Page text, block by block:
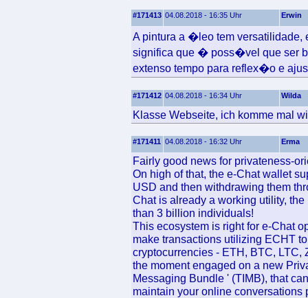
#171413 04.08.2018 - 16:35 Uhr Erwin
A pintura a �leo tem versatilidade,
significa que � poss�vel que ser
extenso tempo para reflex�o e
#171412 04.08.2018 - 16:34 Uhr Wilda
Klasse Webseite, ich komme mal
#171411 04.08.2018 - 16:32 Uhr Erma
Fairly good news for privateness-
On high of that, the e-Chat wallet
USD and then withdrawing them
Chat is already a working utility,
than 3 billion individuals!
This ecosystem is right for e-Chat
make transactions utilizing ECHT
cryptocurrencies - ETH, BTC, LTC,
the moment engaged on a new
Messaging Bundle ' (TIMB), that
maintain your online conversations